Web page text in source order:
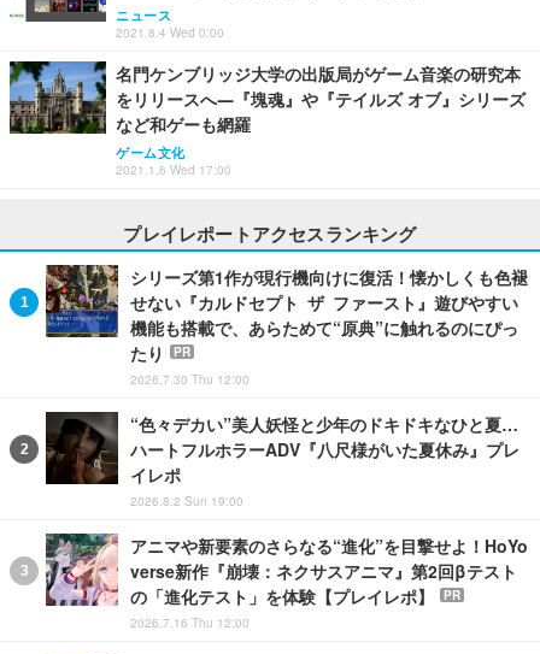
ニュース
2021.8.4 Wed 0:00
名門ケンブリッジ大学の出版局がゲーム音楽の研究本
をリリースへ―『塊魂』や『テイルズ オブ』シリーズ
など和ゲーも網羅
ゲーム文化
2021.1.6 Wed 17:00
プレイレポートアクセスランキング
シリーズ第1作が現行機向けに復活！懐かしくも色褪
せない『カルドセプト ザ ファースト』遊びやすい
機能も搭載で、あらためて“原典”に触れるのにぴっ
たり
PR
2026.7.30 Thu 12:00
“色々デカい”美人妖怪と少年のドキドキなひと夏…
ハートフルホラーADV『八尺様がいた夏休み』プレ
イレポ
2026.8.2 Sun 19:00
アニマや新要素のさらなる“進化”を目撃せよ！HoYo
verse新作『崩壊：ネクサスアニマ』第2回βテスト
の「進化テスト」を体験【プレイレポ】
PR
2026.7.16 Thu 12:00